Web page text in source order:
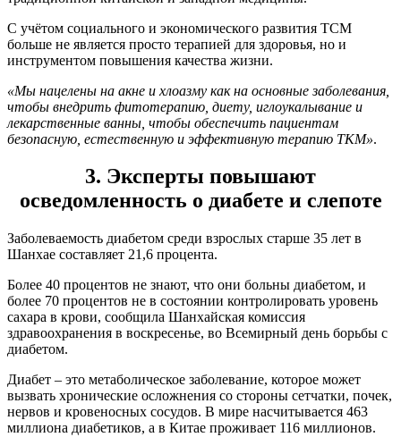
С учётом социального и экономического развития TCM
больше не является просто терапией для здоровья, но и
инструментом повышения качества жизни.
«Мы нацелены на акне и хлоазму как на основные заболевания,
чтобы внедрить фитотерапию, диету, иглоукалывание и
лекарственные ванны, чтобы обеспечить пациентам
безопасную, естественную и эффективную терапию ТКМ».
3. Эксперты повышают
осведомленность о диабете и слепоте
Заболеваемость диабетом среди взрослых старше 35 лет в
Шанхае составляет 21,6 процента.
Более 40 процентов не знают, что они больны диабетом, и
более 70 процентов не в состоянии контролировать уровень
сахара в крови, сообщила Шанхайская комиссия
здравоохранения в воскресенье, во Всемирный день борьбы с
диабетом.
Диабет – это метаболическое заболевание, которое может
вызвать хронические осложнения со стороны сетчатки, почек,
нервов и кровеносных сосудов. В мире насчитывается 463
миллиона диабетиков, а в Китае проживает 116 миллионов.